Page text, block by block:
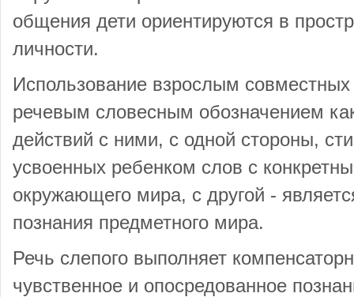
общения дети ориентируются в
личности.
Использование взрослым
речевым словесным обозначением
действий с ними, с одной стороны,
усвоенных ребенком слов с
окружающего мира, с другой -
познания предметного мира.
Речь слепого выполняет
чувственное и опосредованное